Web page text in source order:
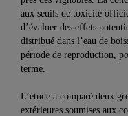
aux seuils de toxicité
d’évaluer des effets
distribué dans l’eau de
période de reproduction,
terme.
L’étude a comparé deux
extérieures soumises aux